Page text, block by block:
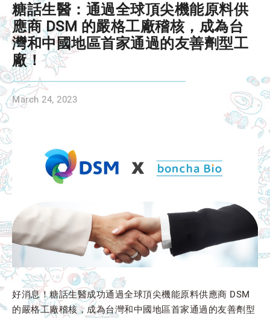
糖話生醫：通過全球頂尖機能原料供
應商 DSM 的嚴格工廠稽核，成為台
灣和中國地區首家通過的友善劑型工
廠！
March 24, 2023
好消息！糖話生醫成功通過全球頂尖機能原料供應商 DSM
的嚴格工廠稽核，成為台灣和中國地區首家通過的友善劑型